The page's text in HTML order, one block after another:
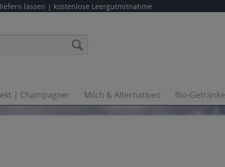
lassen | kostenlose Leergutmitnahme
| Champagner Milch & Alternativen Bio-Getränke